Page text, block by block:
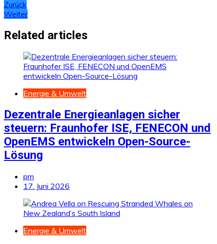
Beitragsnavigation
Zurück
Weiter
Related articles
Energie & Umwelt
Dezentrale Energieanlagen sicher
steuern: Fraunhofer ISE, FENECON und
OpenEMS entwickeln Open-Source-
Lösung
pm
17. Juni 2026
Energie & Umwelt